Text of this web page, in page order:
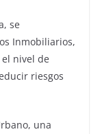
se
Inmobiliarios,
nivel de
riesgos
una